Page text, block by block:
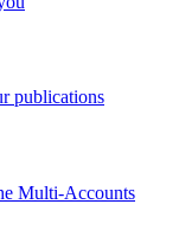
publications
Multi-Accounts